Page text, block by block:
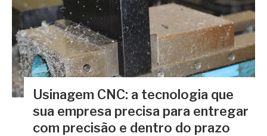
Usinagem CNC: a tecnologia que
sua empresa precisa para entregar
com precisão e dentro do prazo